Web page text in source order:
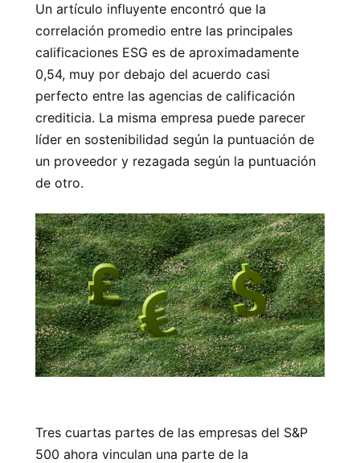
Un artículo influyente encontró que la
correlación promedio entre las principales
calificaciones ESG es de aproximadamente
0,54, muy por debajo del acuerdo casi
perfecto entre las agencias de calificación
crediticia. La misma empresa puede parecer
líder en sostenibilidad según la puntuación de
un proveedor y rezagada según la puntuación
de otro.
Tres cuartas partes de las empresas del S&P
500 ahora vinculan una parte de la